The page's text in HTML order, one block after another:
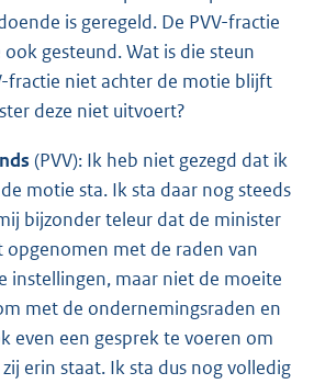
is geregeld. De PVV-fractie
gesteund. Wat is die steun
fractie niet achter de motie blijft
deze niet uitvoert?
(PVV): Ik heb niet gezegd dat ik
motie sta. Ik sta daar nog steeds
bijzonder teleur dat de minister
met de raden van
instellingen, maar niet de moeite
met de ondernemingsraden en
even een gesprek te voeren om
erin staat. Ik sta dus nog volledig